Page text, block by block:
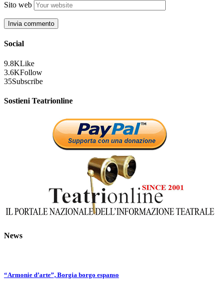
Sito web
Social
9.8KLike
3.6KFollow
35Subscribe
Sostieni Teatrionline
News
“Armonie d’arte”, Borgia borgo espanso